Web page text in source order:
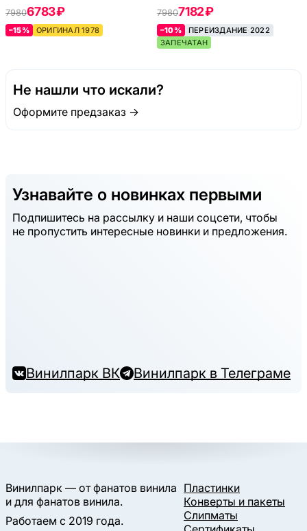
79806783 ₽
–15% ОРИГИНАЛ 1978
79807182 ₽
–10%
ПЕРЕИЗДАНИЕ 2022
ЗАПЕЧАТАН
Не нашли что искали?
Оформите предзаказ →
Узнавайте о новинках первыми
Подпишитесь на рассылку и наши соцсети, чтобы
не пропустить интересные новинки и предложения.
Винилпарк ВК Винилпарк в Телеграме
Винилпарк — от фанатов винила
и для фанатов винила.
Работаем с 2019 года.
Пластинки
Конверты и пакеты
Слипматы